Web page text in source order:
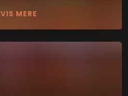
VIS MERE